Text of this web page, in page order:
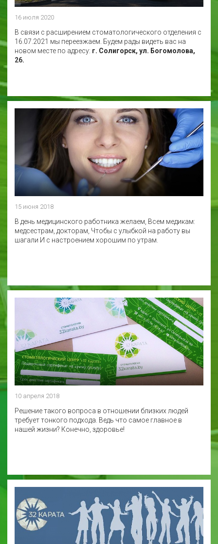
16 июля 2020
В связи с расширением стоматологического отделения с
16.07.2021 мы переезжаем. Будем рады видеть вас на
новом месте по адресу: г. Солигорск, ул. Богомолова,
26.
15 июня 2018
В день медицинского работника желаем, Всем медикам:
медсестрам, докторам, Чтобы с улыбкой на работу вы
шагали И с настроением хорошим по утрам.
10 апреля 2018
Решение такого вопроса в отношении близких людей
требует тонкого подхода. Ведь что самое главное в
нашей жизни? Конечно, здоровье!